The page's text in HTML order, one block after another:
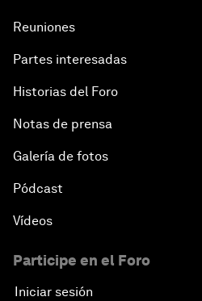
Reuniones
Partes interesadas
Historias del Foro
Notas de prensa
Galería de fotos
Pódcast
Vídeos
Participe en el Foro
Iniciar sesión